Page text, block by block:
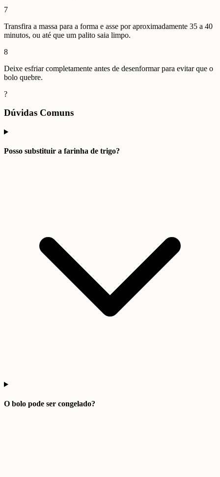
7
Transfira a massa para a forma e asse por aproximadamente 35 a 40
minutos, ou até que um palito saia limpo.
8
Deixe esfriar completamente antes de desenformar para evitar que o
bolo quebre.
?
Dúvidas Comuns
Posso substituir a farinha de trigo?
O bolo pode ser congelado?